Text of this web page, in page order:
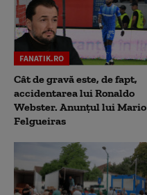
FANATIK.RO
Cât de gravă este, de fapt,
accidentarea lui Ronaldo
Webster. Anunțul lui Mario
Felgueiras